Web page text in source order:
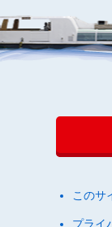
このサ
プライ